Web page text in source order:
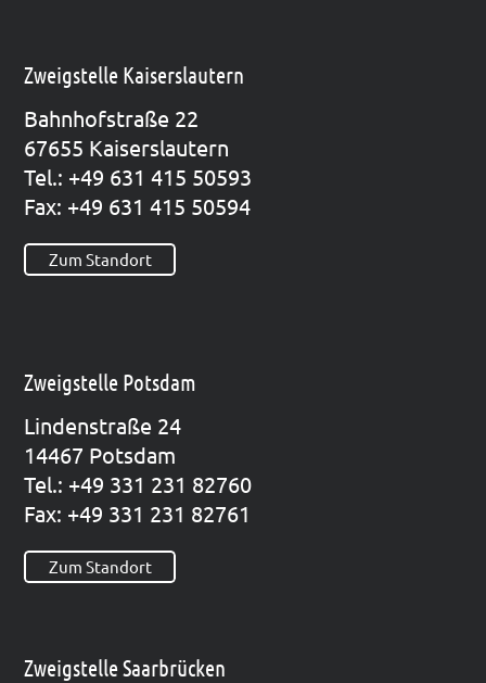
Zweigstelle Kaiserslautern
Bahn­hof­stra­ße 22
67655 Kai­sers­lau­tern
Tel.: +49 631 415 50593
Fax: +49 631 415 50594
Zum Standort
Zweigstelle Potsdam
Lin­den­stra­ße 24
14467 Pots­dam
Tel.: +49 331 231 82760
Fax: +49 331 231 82761
Zum Standort
Zweigstelle Saarbrücken